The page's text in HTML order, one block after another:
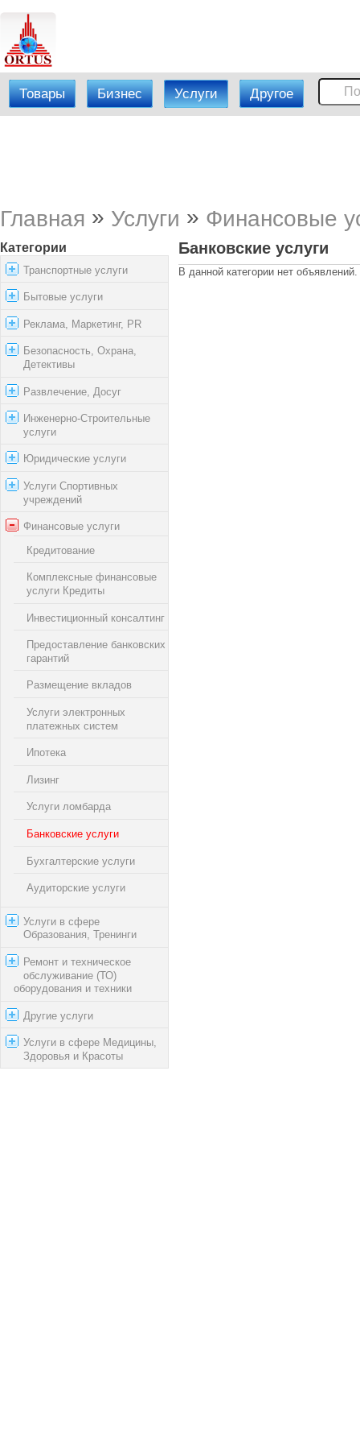
Товары Бизнес Услуги Другое
Главная » Услуги » Финансовые
Категории
Транспортные услуги
Бытовые услуги
Реклама, Маркетинг, PR
Безопасность, Охрана,
Детективы
Развлечение, Досуг
Инженерно-Строительные
услуги
Юридические услуги
Услуги Спортивных
учреждений
Финансовые услуги
Кредитование
Комплексные финансовые
услуги Кредиты
Инвестиционный консалтинг
Предоставление банковских
гарантий
Размещение вкладов
Услуги электронных
платежных систем
Ипотека
Лизинг
Услуги ломбарда
Банковские услуги
Бухгалтерские услуги
Аудиторские услуги
Услуги в сфере
Образования, Тренинги
Ремонт и техническое
обслуживание (ТО)
оборудования и техники
Другие услуги
Услуги в сфере Медицины,
Здоровья и Красоты
Банковские услуги
В данной категории нет объявлений.